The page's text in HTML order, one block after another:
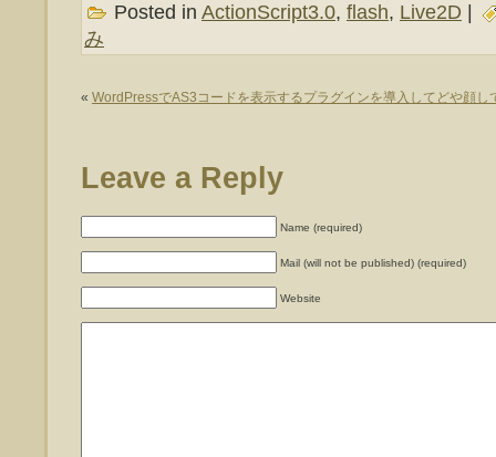
Posted in ActionScript3.0, flash, Live2D
み
« WordPressでAS3コードを表示するプラグインを導入してどや顔し
Leave a Reply
Name (required)
Mail (will not be published) (required)
Website